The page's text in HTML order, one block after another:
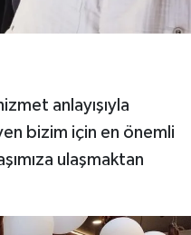
anlayışıyla
bizim için en önemli
ulaşmaktan